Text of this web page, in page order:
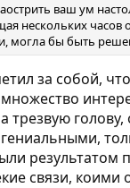
ваш ум
нескольких часов
могла бы быть
за собой,
трезвую
результатом
связи, коими